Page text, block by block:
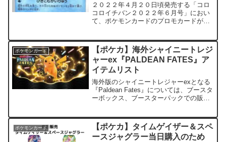
２０２２年４月２０日頃発売する「コロ
コロイチバン２０２２年６月号」におい
て、ポケモンカードのプロモカードが収
ポケモンHP70水 ひきこむかいりゅう相
手の手札を見て、その...
ポケモンカード
【ポケカ】海外シャイニートレジ
ャーex『PALDEAN FATES』ア
イテムリスト
海外版のシャイニートレジャーexとなる
『Paldean Fates』については、ブースタ
ーボックス、ブースターパックでの販売
Premium Collection...
ポケモンカード
【ポケカ】タイムゲイザー＆スペ
ースジャグラー当日購入のため